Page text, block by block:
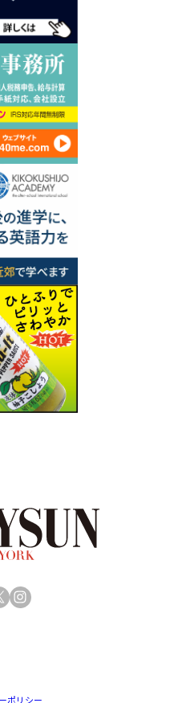
Instagram
ポリシー